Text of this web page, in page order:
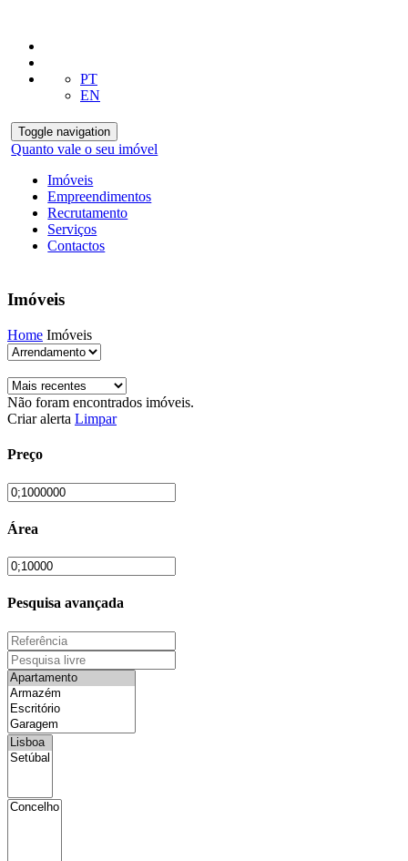
PT
EN
Toggle navigation
Quanto vale o seu imóvel
Imóveis
Empreendimentos
Recrutamento
Serviços
Contactos
Imóveis
Home Imóveis
Não foram encontrados imóveis.
Criar alerta Limpar
Preço
Área
Pesquisa avançada